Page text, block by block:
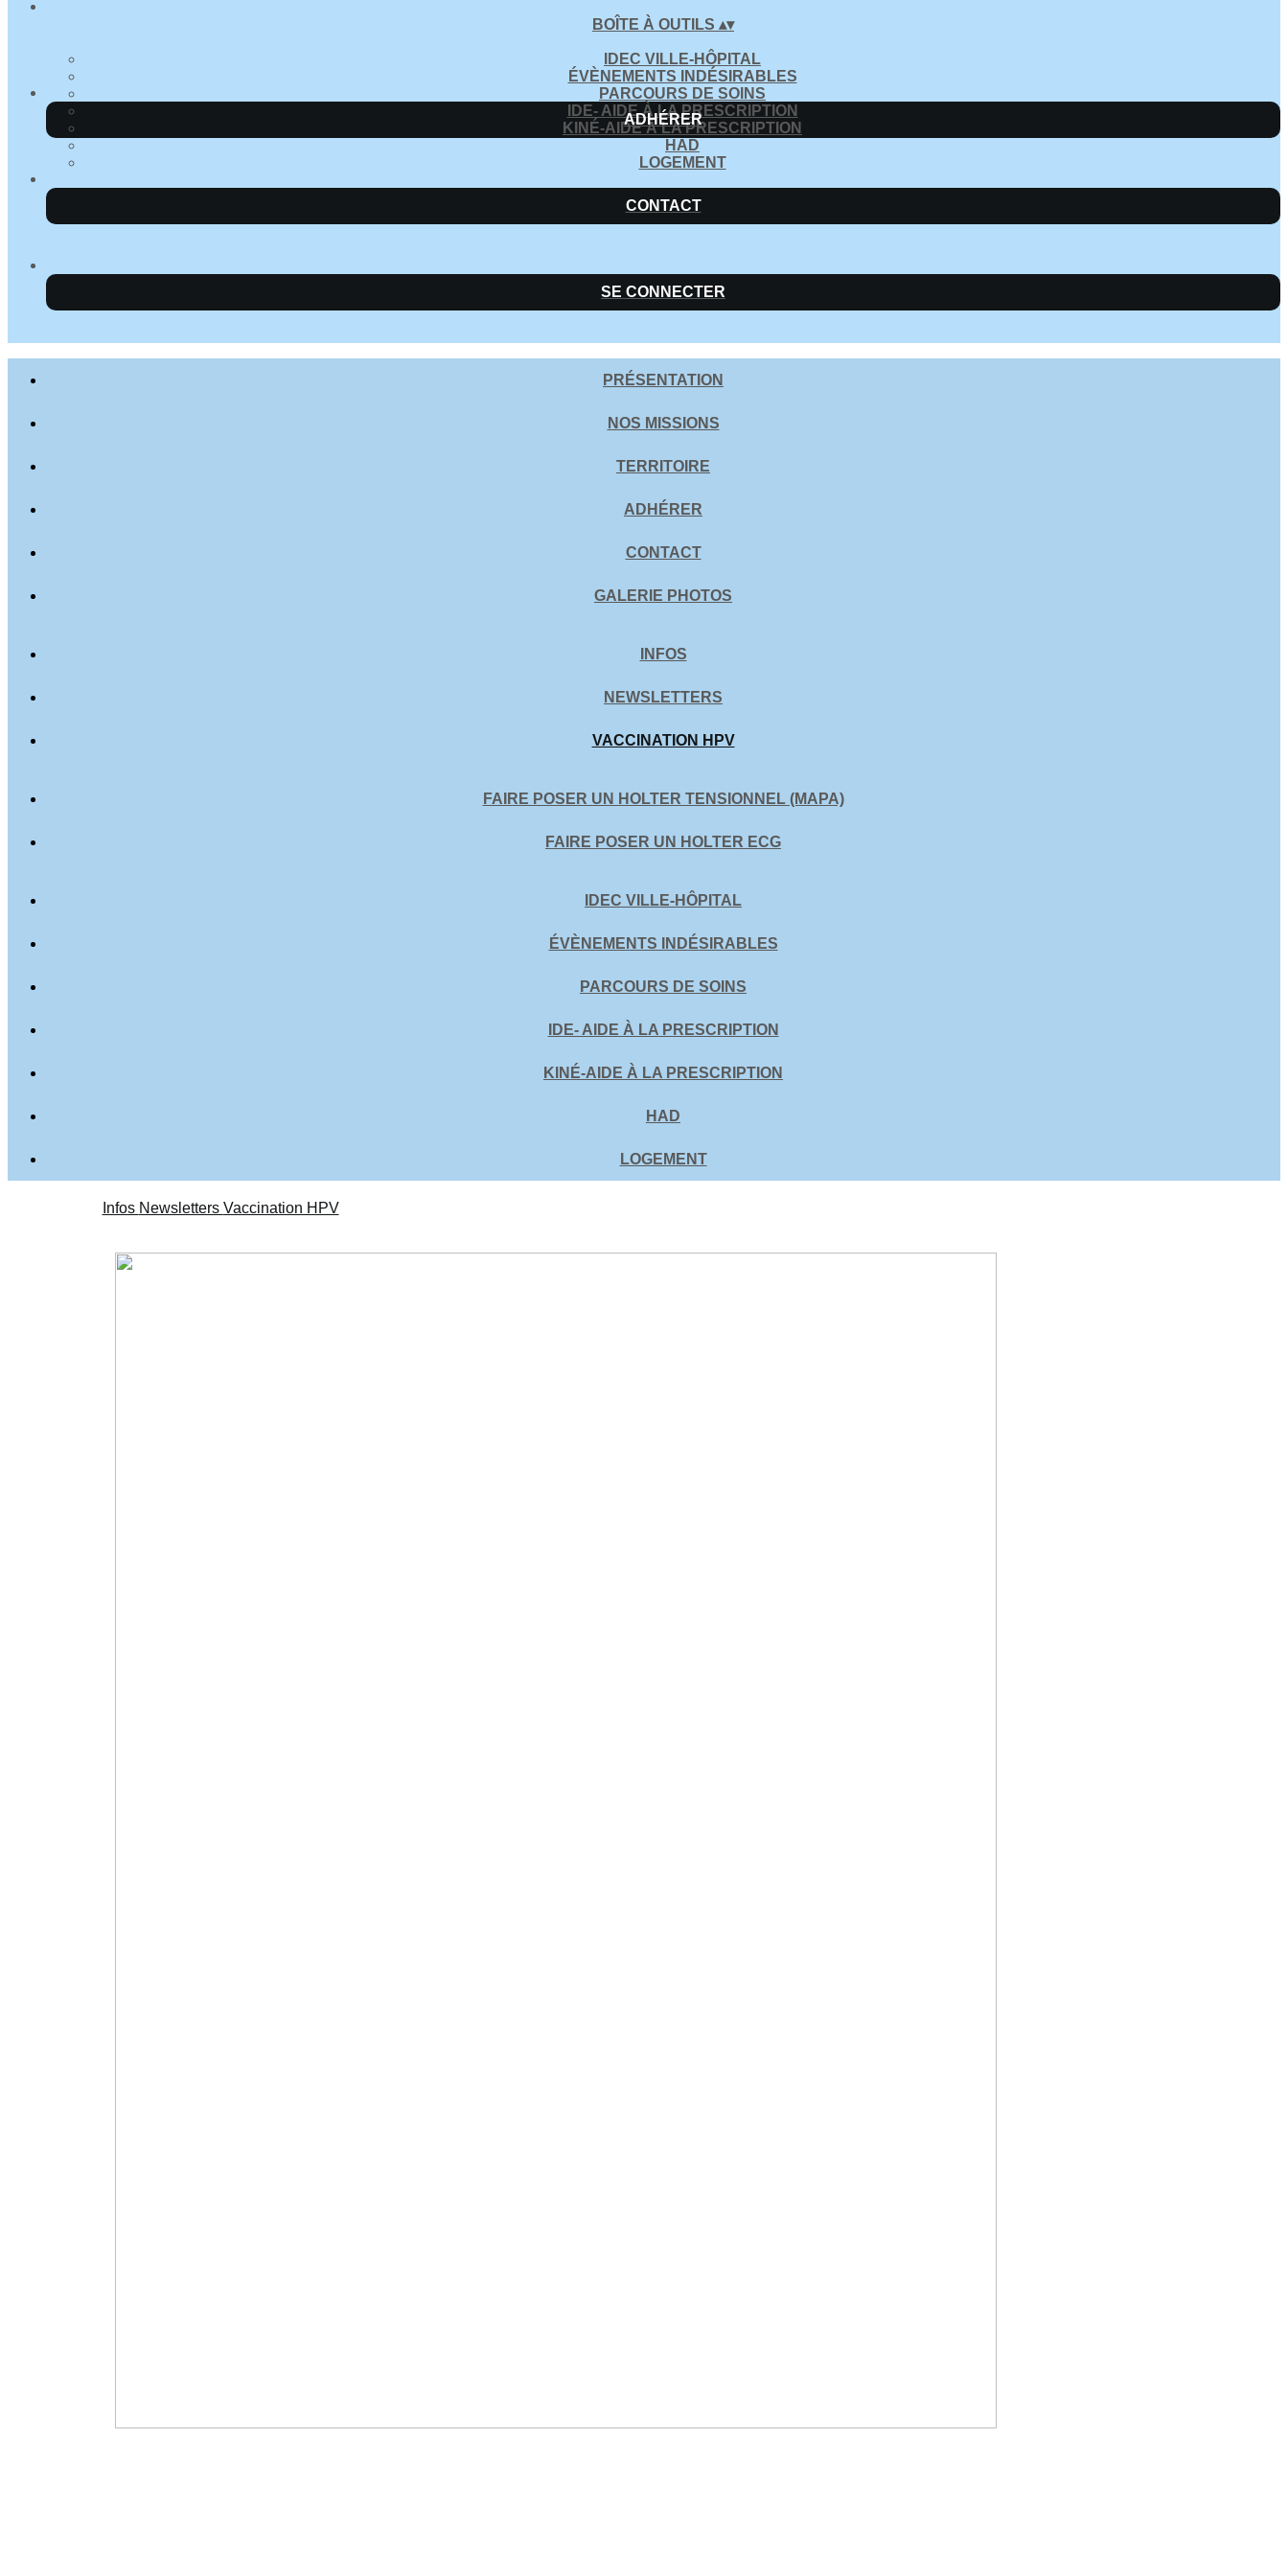
BOÎTE À OUTILS ▴▾
IDEC VILLE-HÔPITAL
ÉVÈNEMENTS INDÉSIRABLES
PARCOURS DE SOINS
IDE- AIDE À LA PRESCRIPTION
KINÉ-AIDE À LA PRESCRIPTION
HAD
LOGEMENT
ADHÉRER
CONTACT
SE CONNECTER
PRÉSENTATION
NOS MISSIONS
TERRITOIRE
ADHÉRER
CONTACT
GALERIE PHOTOS
INFOS
NEWSLETTERS
VACCINATION HPV
FAIRE POSER UN HOLTER TENSIONNEL (MAPA)
FAIRE POSER UN HOLTER ECG
IDEC VILLE-HÔPITAL
ÉVÈNEMENTS INDÉSIRABLES
PARCOURS DE SOINS
IDE- AIDE À LA PRESCRIPTION
KINÉ-AIDE À LA PRESCRIPTION
HAD
LOGEMENT
Infos Newsletters Vaccination HPV